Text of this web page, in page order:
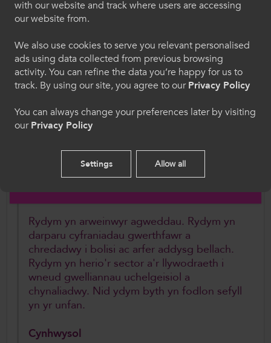
Rydym yn sefydliad a chyfarwyddir ar werthoedd
cael ei arwain a'i lywio gan ein gwerthoedd.
Arbenigol
Rydym yn graff, yn ddibynadwy ac yn
dryloyw. Rydym yn defnyddio ein
broffesiynol, gytbwys a phroffesiynol i
gyflawni ein gweledigaeth.
Aflonyddgar
Rydym yn arweinwyr agweddau. Rydym yn
darparu cyfraniadau gwerthfawr a
chredadwy i bolisi ac arfer addysg bellach.
Rydym yn herio'r sector a'r llywodraeth i
wneud gwelliannau uchelgeisiol a
chynaliadwy. Nid ydym byth yn fodlon sefyll
yn yr unfan.
Cynhwysol
Dewiswch eich iaith. Trwy ddefnyddio'r safle we
Cymraeg
Welcome to CollegesWales
Please select your language preference. By using
English
with our website and track where users are accessing
our website from.
We also use cookies to serve you relevant personalised
ads using data collected from previous browsing
activity. You can refine the data you’re happy for us to
track. By using our site, you agree to ourPrivacy Policy
You can always change your preferences later by visiting
ourPrivacy Policy
Settings Allow all